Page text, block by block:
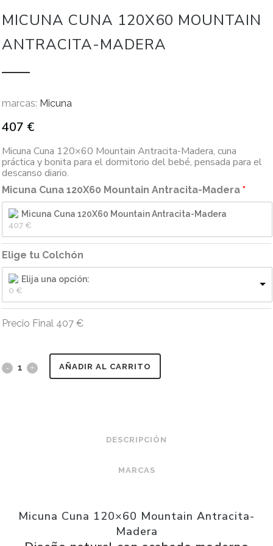
MICUNA CUNA 120X60 MOUNTAIN
ANTRACITA-MADERA
marcas: Micuna
407 €
Micuna Cuna 120×60 Mountain Antracita-Madera, cuna
práctica y bonita para el dormitorio del bebé, pensada para el
descanso diario.
Micuna Cuna 120X60 Mountain Antracita-Madera
Micuna Cuna 120X60 Mountain Antracita-Madera
407 €
Elige tu Colchón
Elija una opción:
0 €
Precio Final 407 €
AÑADIR AL CARRITO
DESCRIPCIÓN
MARCAS
Micuna Cuna 120×60 Mountain Antracita-
Madera